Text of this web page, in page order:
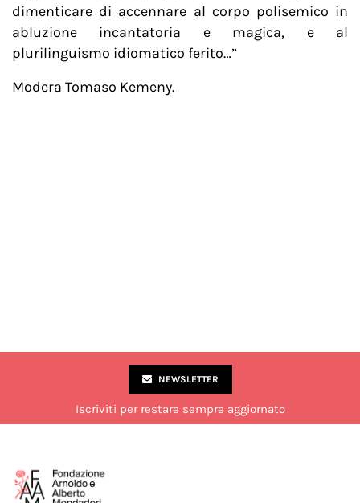
dimenticare di accennare al corpo polisemico in
abluzione incantatoria e magica, e al
plurilinguismo idiomatico ferito…”
Modera Tomaso Kemeny.
NEWSLETTER
Iscriviti per restare sempre aggiornato